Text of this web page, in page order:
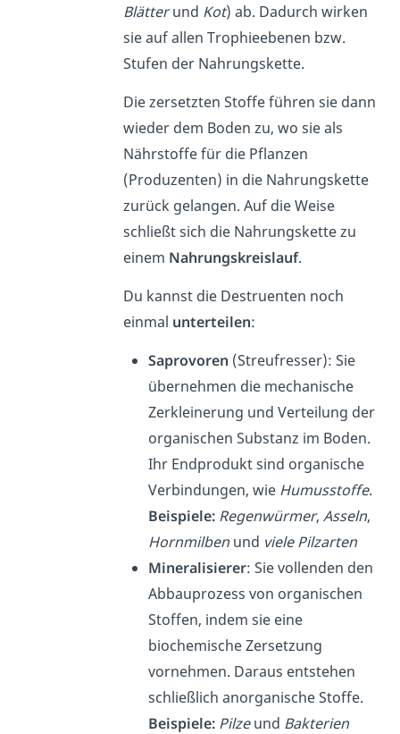
Blätterund Kot) ab. Dadurch wirken
sie auf allen Trophieebenen bzw.
Stufen der Nahrungskette.
Die zersetzten Stoffe führen sie dann
wieder dem Boden zu, wo sie als
Nährstoffe für die Pflanzen
(Produzenten) in die Nahrungskette
zurück gelangen. Auf die Weise
schließt sich die Nahrungskette zu
einem Nahrungskreislauf.
Du kannst die Destruenten noch
einmal unterteilen:
Saprovoren (Streufresser): Sie
übernehmen die mechanische
Zerkleinerung und Verteilung der
organischen Substanz im Boden.
Ihr Endprodukt sind organische
Verbindungen, wie Humusstoffe.
Beispiele: Regenwürmer,Asseln,
Hornmilben und viele Pilzarten
Mineralisierer: Sie vollenden den
Abbauprozess von organischen
Stoffen, indem sie eine
biochemische Zersetzung
vornehmen. Daraus entstehen
schließlichanorganische Stoffe.
Beispiele: Pilzeund Bakterien